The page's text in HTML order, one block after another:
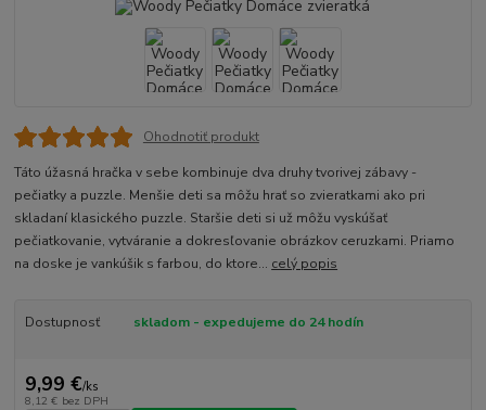
Ohodnotiť produkt
Táto úžasná hračka v sebe kombinuje dva druhy tvorivej zábavy -
pečiatky a puzzle. Menšie deti sa môžu hrať so zvieratkami ako pri
skladaní klasického puzzle. Staršie deti si už môžu vyskúšať
pečiatkovanie, vytváranie a dokresľovanie obrázkov ceruzkami. Priamo
na doske je vankúšik s farbou, do ktore... celý popis
Dostupnosť skladom - expedujeme do 24 hodín
9,99 €/ks
8,12 € bez DPH